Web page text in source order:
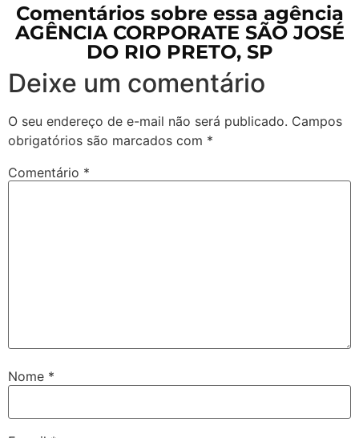
Comentários sobre essa agência
AGÊNCIA CORPORATE SÃO JOSÉ
DO RIO PRETO, SP
Deixe um comentário
O seu endereço de e-mail não será publicado. Campos
obrigatórios são marcados com *
Comentário *
Nome *